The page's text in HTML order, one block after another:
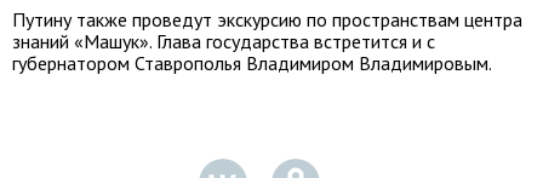
Путину также проведут экскурсию по пространствам центра
знаний «Машук». Глава государства встретится и с
губернатором Ставрополья Владимиром Владимировым.